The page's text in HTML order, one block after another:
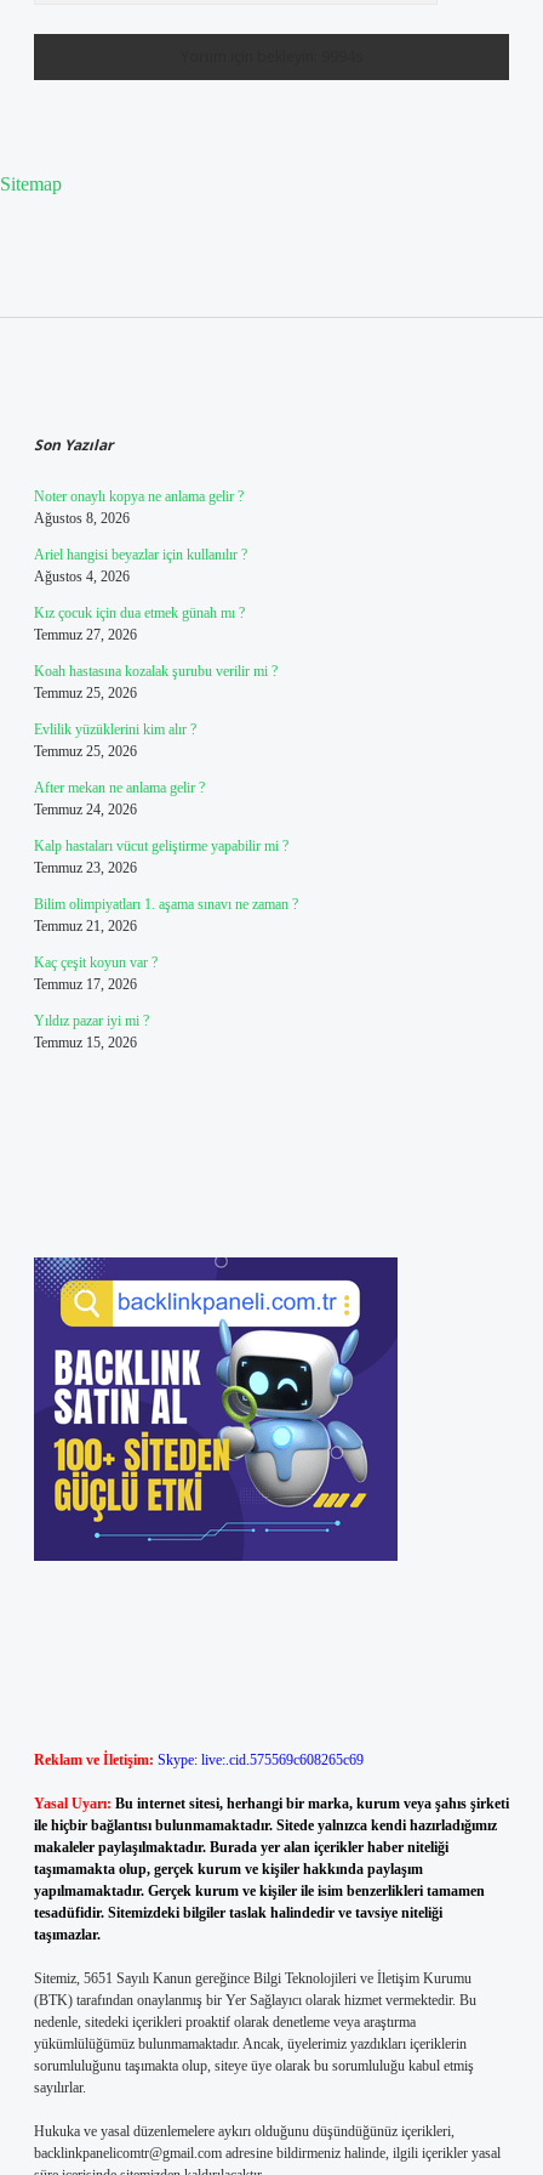
Sitemap
Son Yazılar
Noter onaylı kopya ne anlama gelir ?
Ağustos 8, 2026
Ariel hangisi beyazlar için kullanılır ?
Ağustos 4, 2026
Kız çocuk için dua etmek günah mı ?
Temmuz 27, 2026
Koah hastasına kozalak şurubu verilir mi ?
Temmuz 25, 2026
Evlilik yüzüklerini kim alır ?
Temmuz 25, 2026
After mekan ne anlama gelir ?
Temmuz 24, 2026
Kalp hastaları vücut geliştirme yapabilir mi ?
Temmuz 23, 2026
Bilim olimpiyatları 1. aşama sınavı ne zaman ?
Temmuz 21, 2026
Kaç çeşit koyun var ?
Temmuz 17, 2026
Yıldız pazar iyi mi ?
Temmuz 15, 2026
Reklam ve İletişim: Skype: live:.cid.575569c608265c69
Yasal Uyarı: Bu internet sitesi, herhangi bir marka, kurum veya şahıs şirketi
ile hiçbir bağlantısı bulunmamaktadır. Sitede yalnızca kendi hazırladığımız
makaleler paylaşılmaktadır. Burada yer alan içerikler haber niteliği
taşımamakta olup, gerçek kurum ve kişiler hakkında paylaşım
yapılmamaktadır. Gerçek kurum ve kişiler ile isim benzerlikleri tamamen
tesadüfidir. Sitemizdeki bilgiler taslak halindedir ve tavsiye niteliği
taşımazlar.
Sitemiz, 5651 Sayılı Kanun gereğince Bilgi Teknolojileri ve İletişim Kurumu
(BTK) tarafından onaylanmış bir Yer Sağlayıcı olarak hizmet vermektedir. Bu
nedenle, sitedeki içerikleri proaktif olarak denetleme veya araştırma
yükümlülüğümüz bulunmamaktadır. Ancak, üyelerimiz yazdıkları içeriklerin
sorumluluğunu taşımakta olup, siteye üye olarak bu sorumluluğu kabul etmiş
sayılırlar.
Hukuka ve yasal düzenlemelere aykırı olduğunu düşündüğünüz içerikleri,
backlinkpanelicomtr@gmail.com adresine bildirmeniz halinde, ilgili içerikler yasal